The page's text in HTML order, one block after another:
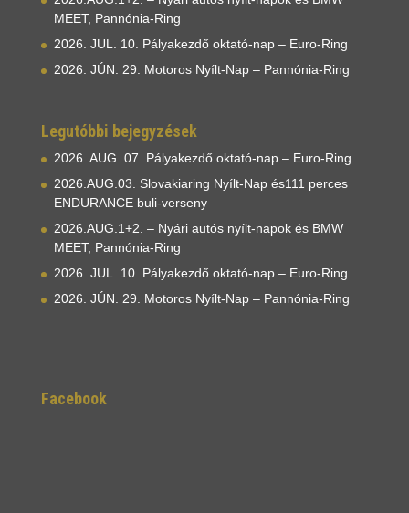
MEET, Pannónia-Ring
2026. JUL. 10. Pályakezdő oktató-nap – Euro-Ring
2026. JÚN. 29. Motoros Nyílt-Nap – Pannónia-Ring
Legutóbbi bejegyzések
2026. AUG. 07. Pályakezdő oktató-nap – Euro-Ring
2026.AUG.03. Slovakiaring Nyílt-Nap és111 perces
ENDURANCE buli-verseny
2026.AUG.1+2. – Nyári autós nyílt-napok és BMW
MEET, Pannónia-Ring
2026. JUL. 10. Pályakezdő oktató-nap – Euro-Ring
2026. JÚN. 29. Motoros Nyílt-Nap – Pannónia-Ring
Facebook